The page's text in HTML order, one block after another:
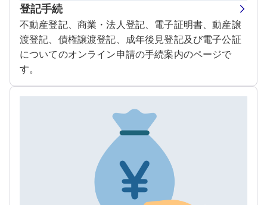
登記手続
不動産登記、商業・法人登記、電子証明書、動産譲
渡登記、債権譲渡登記、成年後見登記及び電子公証
についてのオンライン申請の手続案内のページで
す。